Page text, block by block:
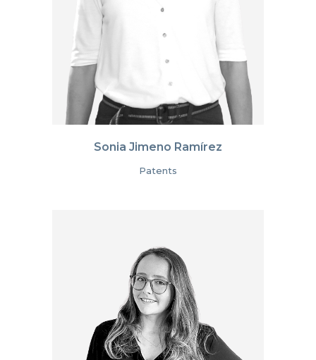
Sonia Jimeno Ramírez
Patents